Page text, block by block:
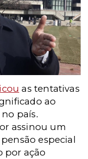
as tentativas
ao
país.
assinou um
especial
por ação